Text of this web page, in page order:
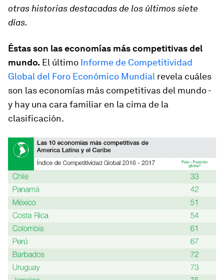
otras historias destacadas de los últimos siete
días.
Éstas son las economías más competitivas del
mundo. El último Informe de Competitividad
Global del Foro Económico Mundial revela cuáles
son las economías más competitivas del mundo -
y hay una cara familiar en la cima de la
clasificación.